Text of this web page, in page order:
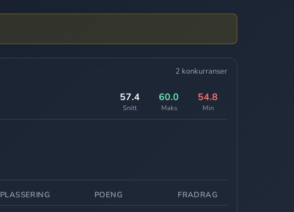
2 konkurranser
57.4
Snitt
60.0
Maks
54.8
Min
PLASSERING POENG FRADRAG